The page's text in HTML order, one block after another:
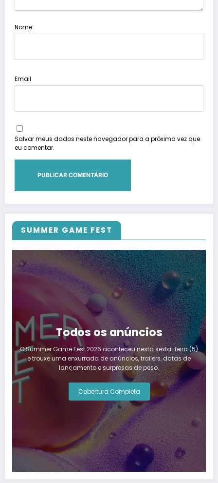
Nome
Email
Salvar meus dados neste navegador para a próxima vez que
eu comentar.
SUMMER GAME FEST
Todos os anúncios
O Summer Game Fest 2026 aconteceu nesta sexta-feira (5)
e trouxe uma enxurrada de anúncios, trailers, datas de
lançamento e surpresas de peso.
Cobertura Completa